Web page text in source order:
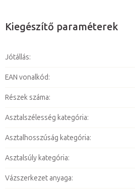
Kiegészítő paraméterek
Jótállás:
EAN vonalkód:
Részek száma:
Asztalszélesség kategória:
Asztalhosszúság kategória:
Asztalsúly kategória:
Vázszerkezet anyaga: